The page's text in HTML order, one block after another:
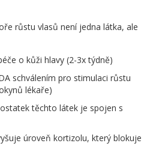
růstu vlasů není jedna látka, ale
o kůži hlavy (2-3x týdně)
schválením pro stimulaci růstu
lékaře)
těchto látek je spojen s
úroveň kortizolu, který blokuje